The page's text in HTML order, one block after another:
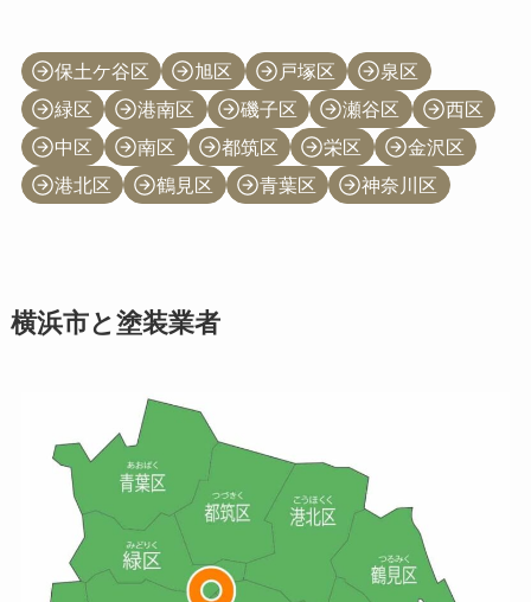
保土ケ谷区 旭区 戸塚区
泉区
緑区
港南区 磯子区 瀬谷区
西区
中区
南区 都筑区 栄区
金沢区
港北区
鶴見区 青葉区 神奈川区
横浜市と塗装業者